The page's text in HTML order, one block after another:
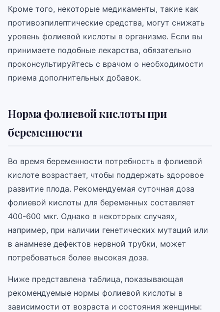
Кроме того, некоторые медикаменты, такие как
противоэпилептические средства, могут снижать
уровень фолиевой кислоты в организме. Если вы
принимаете подобные лекарства, обязательно
проконсультируйтесь с врачом о необходимости
приема дополнительных добавок.
Норма фолиевой кислоты при
беременности
Во время беременности потребность в фолиевой
кислоте возрастает, чтобы поддержать здоровое
развитие плода. Рекомендуемая суточная доза
фолиевой кислоты для беременных составляет
400-600 мкг. Однако в некоторых случаях,
например, при наличии генетических мутаций или
в анамнезе дефектов нервной трубки, может
потребоваться более высокая доза.
Ниже представлена таблица, показывающая
рекомендуемые нормы фолиевой кислоты в
зависимости от возраста и состояния женщины: